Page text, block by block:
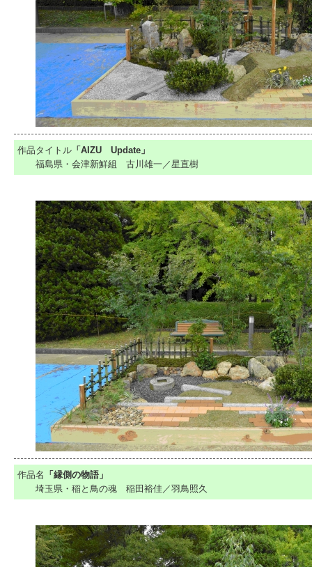
作品タイトル 「AIZU Update」
福島県・会津新鮮組 古川雄一／星直樹
作品名 「縁側の物語」
埼玉県・稲と鳥の魂 稲田裕佳／羽鳥照久